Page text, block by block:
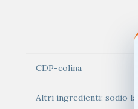
CDP-colina
Altri ingredienti: sodio